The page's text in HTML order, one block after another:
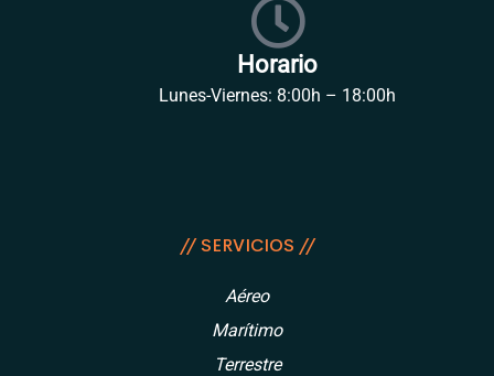
Horario
Lunes-Viernes: 8:00h – 18:00h
// SERVICIOS //
Aéreo
Marítimo
Terrestre